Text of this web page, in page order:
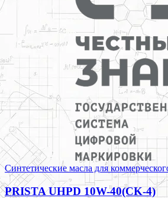
Синтетические масла для
PRISTA UHPD 10W-40(CK-4)